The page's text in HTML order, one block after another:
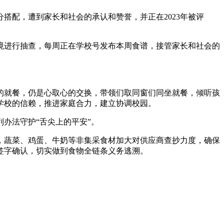
，遭到家长和社会的承认和赞誉，并正在2023年被评
行抽查，每周正在学校号发布本周食谱，接管家长和社会的
餐，仍是心取心的交换，带领们取同窗们同坐就餐，倾听孩
的信赖，推进家庭合力，建立协调校园。
法守护“舌尖上的平安”。
菜、鸡蛋、牛奶等非集采食材加大对供应商查抄力度，确保
确认，切实做到食物全链条义务逃溯。